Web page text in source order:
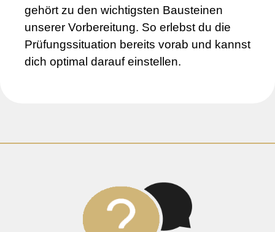
gehört zu den wichtigsten Bausteinen
unserer Vorbereitung. So erlebst du die
Prüfungssituation bereits vorab und kannst
dich optimal darauf einstellen.